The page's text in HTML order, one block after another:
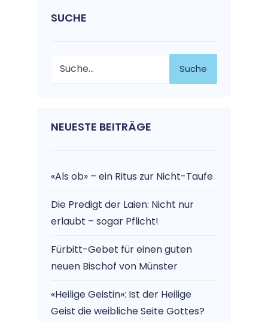
SUCHE
Suche
NEUESTE BEITRÄGE
«Als ob» – ein Ritus zur Nicht-Taufe
Die Predigt der Laien: Nicht nur
erlaubt – sogar Pflicht!
Fürbitt-Gebet für einen guten
neuen Bischof von Münster
«Heilige Geistin»: Ist der Heilige
Geist die weibliche Seite Gottes?